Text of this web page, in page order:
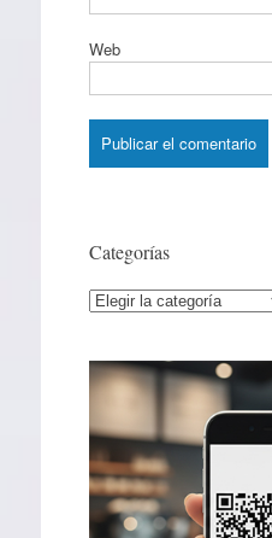
Web
Categorías
Categorías